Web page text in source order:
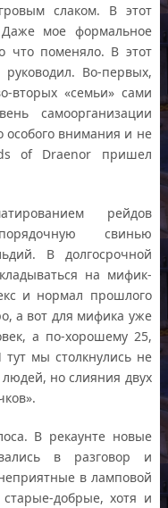
слаком. В этот
мое формальное
что поменяло. В этот
Во-первых,
вторых «семьи» сами
самоорганизации
особого внимания и не
of Draenor пришел
рейдов
свинью
В долгосрочной
на мифик-
и нормал прошлого
а вот для мифика уже
а по-хорошему 25,
мы столкнулись не
но слияния двух
В рекаунте новые
в разговор и
в ламповой
добрые, хотя и